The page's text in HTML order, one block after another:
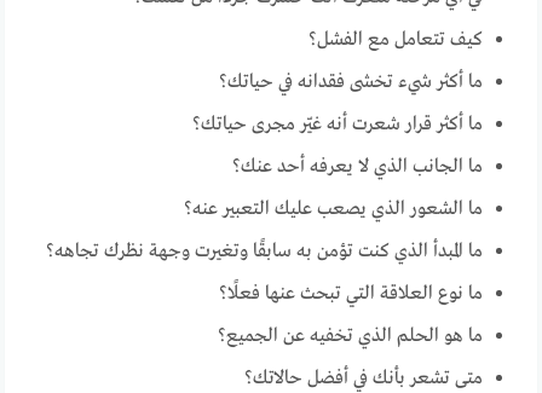
كيف تتعامل مع الفشل؟
ما أكثر شيء تخشى فقدانه في حياتك؟
ما أكثر قرار شعرت أنه غيّر مجرى حياتك؟
ما الجانب الذي لا يعرفه أحد عنك؟
ما الشعور الذي يصعب عليك التعبير عنه؟
ما المبدأ الذي كنت تؤمن به سابقًا وتغيرت وجهة نظرك تجاهه؟
ما نوع العلاقة التي تبحث عنها فعلًا؟
ما هو الحلم الذي تخفيه عن الجميع؟
متى تشعر بأنك في أفضل حالاتك؟